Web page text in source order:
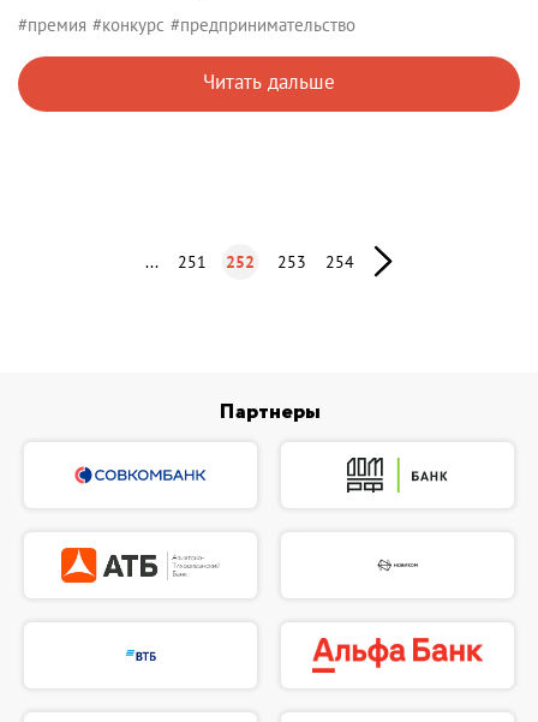
#премия #конкурс #предпринимательство
Читать дальше
... 251 252 253 254
Партнеры